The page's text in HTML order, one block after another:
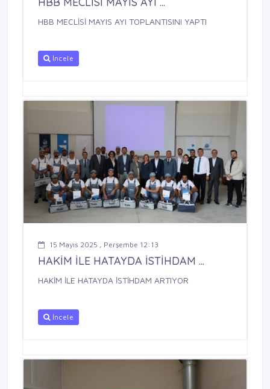
HBB MECLİSİ MAYIS AYI TOPLANTISINI YAPTI
İncele
15 Mayıs 2025 , Perşembe 12:13
HAKİM İLE HATAYDA İSTİHDAM ...
HAKİM İLE HATAYDA İSTİHDAM ARTIYOR
İncele